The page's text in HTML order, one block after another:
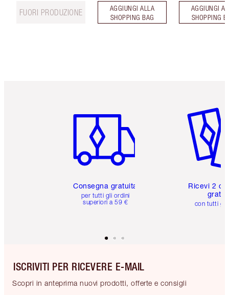
FUORI PRODUZIONE
AGGIUNGI ALLA
SHOPPING BAG
AGGIUNGI
SHOPPING
Consegna gratuita
per tutti gli ordini
superiori a 59 €
Ricevi 2
con tutti gli
ISCRIVITI PER RICEVERE E-MAIL
Scopri in anteprima nuovi prodotti, offerte e consigli